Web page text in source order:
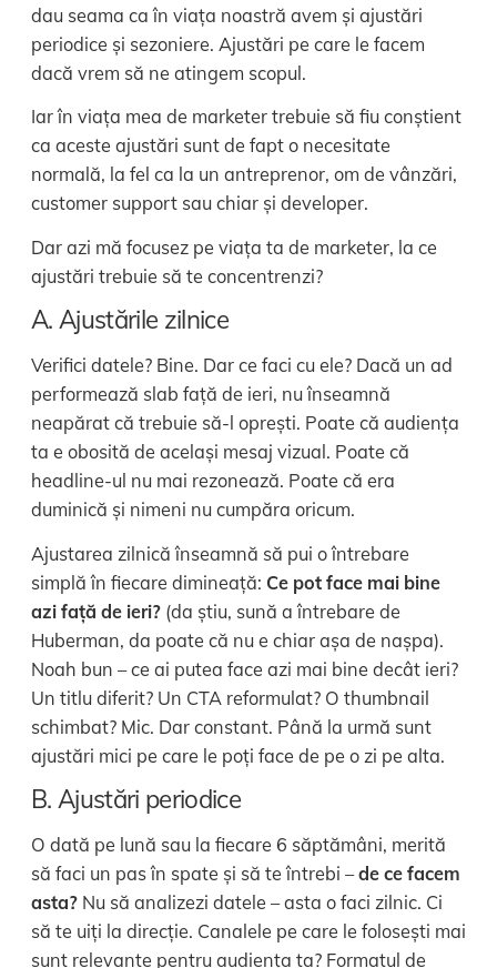
dau seama ca în viața noastră avem și ajustări
periodice și sezoniere. Ajustări pe care le facem
dacă vrem să ne atingem scopul.
Iar în viața mea de marketer trebuie să fiu conștient
ca aceste ajustări sunt de fapt o necesitate
normală, la fel ca la un antreprenor, om de vânzări,
customer support sau chiar și developer.
Dar azi mă focusez pe viața ta de marketer, la ce
ajustări trebuie să te concentrenzi?
A. Ajustările zilnice
Verifici datele? Bine. Dar ce faci cu ele? Dacă un ad
performează slab față de ieri, nu înseamnă
neapărat că trebuie să-l oprești. Poate că audiența
ta e obosită de același mesaj vizual. Poate că
headline-ul nu mai rezonează. Poate că era
duminică și nimeni nu cumpăra oricum.
Ajustarea zilnică înseamnă să pui o întrebare
simplă în fiecare dimineață: Ce pot face mai bine
azi față de ieri? (da știu, sună a întrebare de
Huberman, da poate că nu e chiar așa de nașpa).
Noah bun – ce ai putea face azi mai bine decât ieri?
Un titlu diferit? Un CTA reformulat? O thumbnail
schimbat? Mic. Dar constant. Până la urmă sunt
ajustări mici pe care le poți face de pe o zi pe alta.
B. Ajustări periodice
O dată pe lună sau la fiecare 6 săptămâni, merită
să faci un pas în spate și să te întrebi –de ce facem
asta? Nu să analizezi datele – asta o faci zilnic. Ci
să te uiți la direcție. Canalele pe care le folosești mai
sunt relevante pentru audiența ta? Formatul de